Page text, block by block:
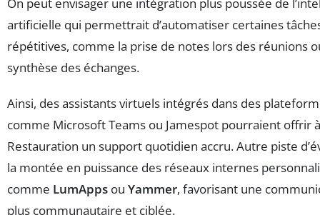
On peut envisager une intégration plus poussée de
artificielle qui permettrait d’automatiser certaines
répétitives, comme la prise de notes lors des réunions
synthèse des échanges.
Ainsi, des assistants virtuels intégrés dans des
comme Microsoft Teams ou Jamespot pourraient offrir
Restauration un support quotidien accru. Autre piste
la montée en puissance des réseaux internes
comme LumApps ou Yammer, favorisant une
plus communautaire et ciblée.